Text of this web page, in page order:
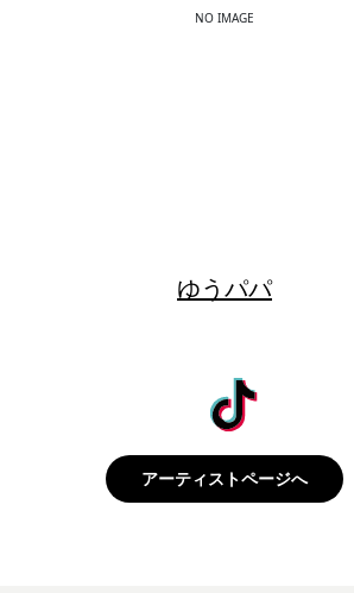
NO IMAGE
ゆうパパ
アーティストページへ